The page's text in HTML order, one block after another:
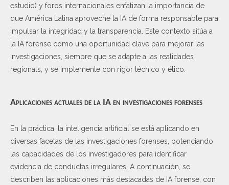
estudio) y foros internacionales enfatizan la importancia de
que América Latina aproveche la IA de forma responsable para
impulsar la integridad y la transparencia. Este contexto sitúa a
la IA forense como una oportunidad clave para mejorar las
investigaciones, siempre que se adapte a las realidades
regionals, y se implemente con rigor técnico y ético.
Aplicaciones actuales de la IA en investigaciones forenses
En la práctica, la inteligencia artificial se está aplicando en
diversas facetas de las investigaciones forenses, potenciando
las capacidades de los investigadores para identificar
evidencia de conductas irregulares. A continuación, se
describen las aplicaciones más destacadas de IA forense, con